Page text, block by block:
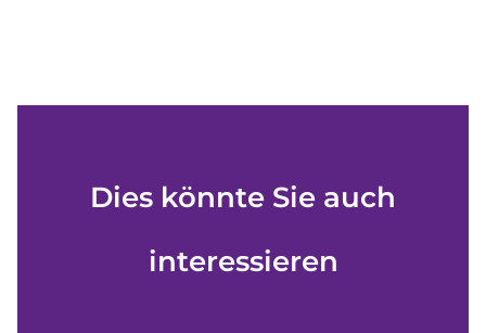
Dies könnte Sie auch
interessieren